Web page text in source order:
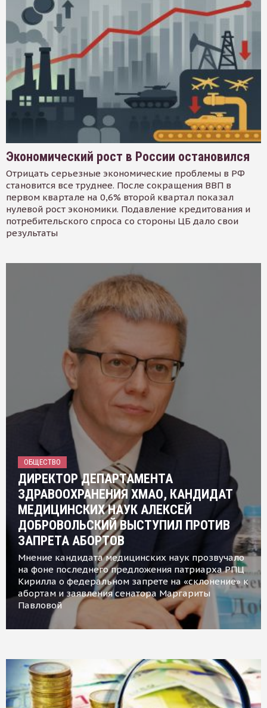
Экономический рост в России остановился
Отрицать серьезные экономические проблемы в РФ
становится все труднее. После сокращения ВВП в
первом квартале на 0,6% второй квартал показал
нулевой рост экономики. Подавление кредитования и
потребительского спроса со стороны ЦБ дало свои
результаты
ОБЩЕСТВО
ДИРЕКТОР ДЕПАРТАМЕНТА
ЗДРАВООХРАНЕНИЯ ХМАО, КАНДИДАТ
МЕДИЦИНСКИХ НАУК АЛЕКСЕЙ
ДОБРОВОЛЬСКИЙ ВЫСТУПИЛ ПРОТИВ
ЗАПРЕТА АБОРТОВ
Мнение кандидата медицинских наук прозвучало
на фоне последнего предложения патриарха РПЦ
Кирилла о федеральном запрете на «склонение» к
абортам и заявления сенатора Маргариты
Павловой